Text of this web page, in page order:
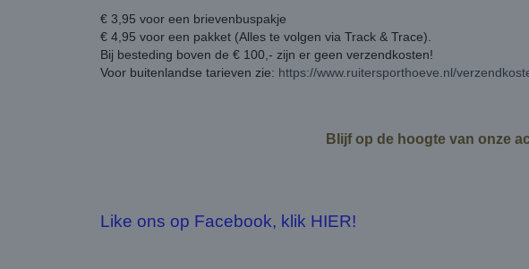
€ 3,95 voor een brievenbuspakje
€ 4,95 voor een pakket (Alles te volgen via Track & Trace).
Bij besteding boven de € 100,- zijn er geen verzendkosten!
Voor buitenlandse tarieven zie: https://www.ruitersporthoeve.nl/
Blijf op de hoogte van onze
Like ons op Facebook, klik HIER!